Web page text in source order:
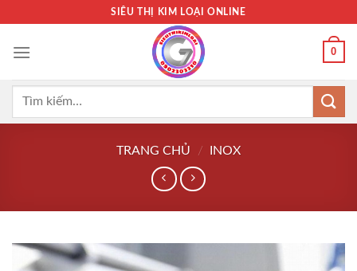
nội
SIÊU THỊ KIM LOẠI ONLINE
0
Tìm
TRANG CHỦ / INOX